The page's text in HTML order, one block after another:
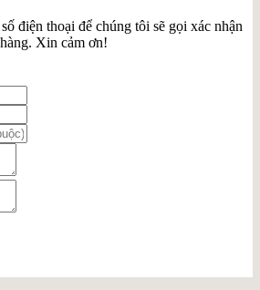
điện thoại để chúng tôi sẽ gọi xác nhận
Xin cảm ơn!